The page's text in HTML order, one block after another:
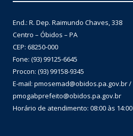
End.: R. Dep. Raimundo Chaves, 338
Centro – Óbidos – PA
CEP: 68250-000
Fone: (93) 99125-6645
Procon: (93) 99158-9345
E-mail: pmosemad@obidos.pa.gov.br /
pmogabprefeito@obidos.pa.gov.br
Horário de atendimento: 08:00 às 14:00